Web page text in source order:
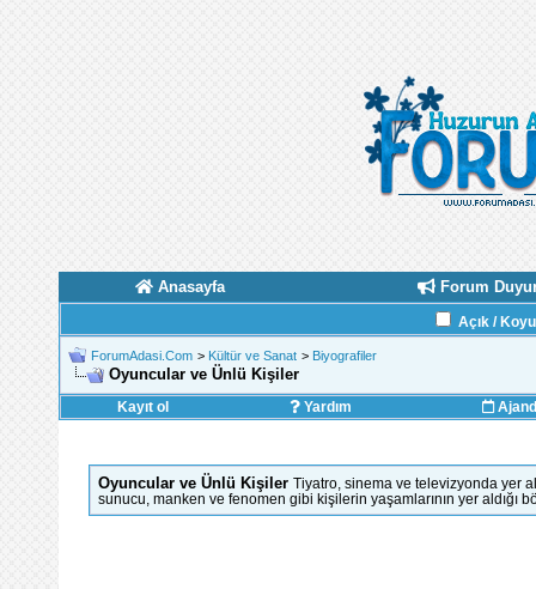
Anasayfa Forum
Açık /
ForumAdasi.Com > Kültür ve Sanat > Biyografiler
Oyuncular ve Ünlü Kişiler
Kayıt ol Yardım
Oyuncular ve Ünlü Kişiler Tiyatro, sinema ve televizyonda yer
sunucu, manken ve fenomen gibi kişilerin yaşamlarının yer aldığı